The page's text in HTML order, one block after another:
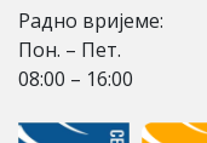
Радно вријеме:
Пон. – Пет.
08:00 – 16:00